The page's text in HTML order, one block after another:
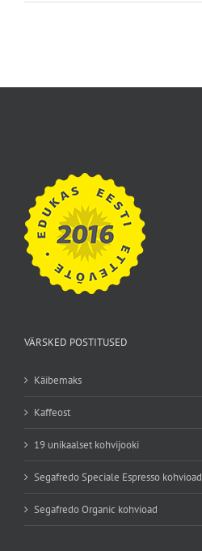
VÄRSKED POSTITUSED
Käibemaks
Kaffeost
19 unikaalset kohvijooki
Segafredo Speciale Espresso kohvioad
Segafredo Organic kohvioad